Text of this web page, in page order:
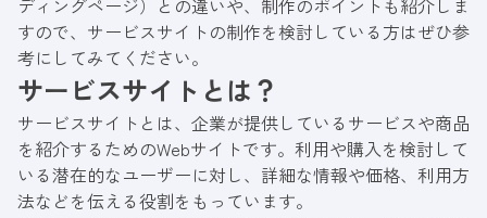
ディングページ）との違いや、制作のポイントも紹介しま
すので、サービスサイトの制作を検討している方はぜひ参
考にしてみてください。
サービスサイトとは？
サービスサイトとは、企業が提供しているサービスや商品
を紹介するためのWebサイトです。利用や購入を検討して
いる潜在的なユーザーに対し、詳細な情報や価格、利用方
法などを伝える役割をもっています。